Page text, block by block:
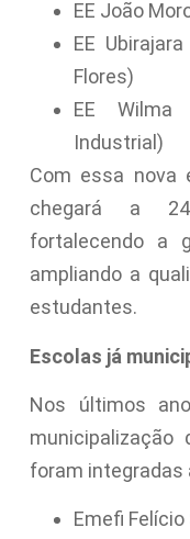
EE João
EE
Flores)
EE Wilma
Industrial)
Com essa nova
chegará a 24
fortalecendo a
ampliando a
estudantes.
Escolas já
Nos últimos
foram integradas
Emefi